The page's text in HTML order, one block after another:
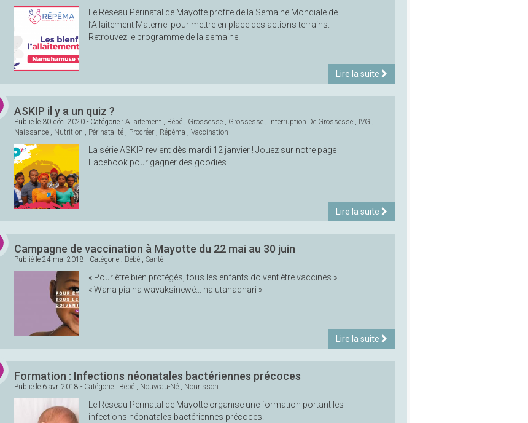
Le Réseau Périnatal de Mayotte profite de la Semaine Mondiale de
l’Allaitement Maternel pour mettre en place des actions terrains.
Retrouvez le programme de la semaine.
Lire la suite
ASKIP il y a un quiz ?
Publié le 30 déc. 2020 - Catégorie : Allaitement , Bébé , Grossesse , Grossesse , Interruption De Grossesse , IVG ,
Naissance , Nutrition , Périnatalité , Procréer , Répéma , Vaccination
La série ASKIP revient dès mardi 12 janvier ! Jouez sur notre page
Facebook pour gagner des goodies.
Lire la suite
Campagne de vaccination à Mayotte du 22 mai au 30 juin
Publié le 24 mai 2018 - Catégorie : Bébé , Santé
« Pour être bien protégés, tous les enfants doivent être vaccinés »
« Wana pia na wavaksinewé... ha utahadhari »
Lire la suite
Formation : Infections néonatales bactériennes précoces
Publié le 6 avr. 2018 - Catégorie : Bébé , Nouveau-Né , Nourisson
Le Réseau Périnatal de Mayotte organise une formation portant les
infections néonatales bactériennes précoces.